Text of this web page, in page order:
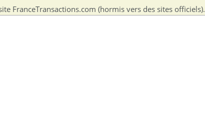
FranceTransactions.com (hormis vers des sites officiels).